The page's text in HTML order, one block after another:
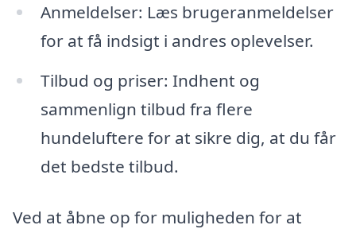
Anmeldelser: Læs brugeranmeldelser
for at få indsigt i andres oplevelser.
Tilbud og priser: Indhent og
sammenlign tilbud fra flere
hundeluftere for at sikre dig, at du får
det bedste tilbud.
Ved at åbne op for muligheden for at